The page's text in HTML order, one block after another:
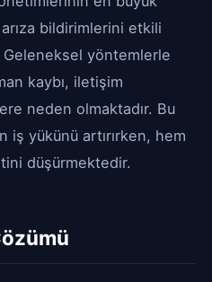
bildirimlerini etkili
yöntemlerle
kaybı, iletişim
neden olmaktadır. Bu
yükünü artırırken, hem
düşürmektedir.